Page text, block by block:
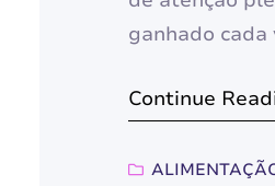
ganhado cada
ferramenta
cotidiana.
Continue